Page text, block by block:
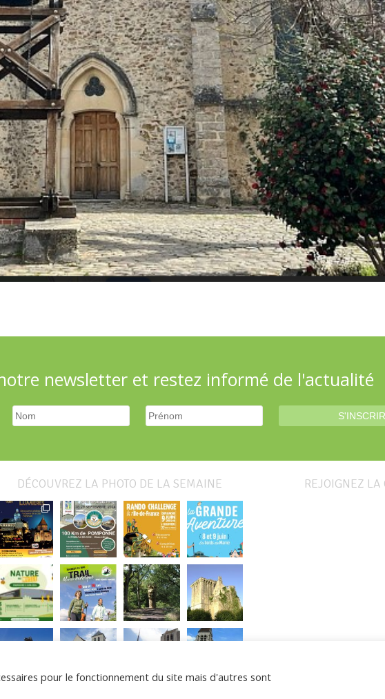
newsletter et restez informé de l'actualité
DÉCOUVREZ LA PHOTO DE LA SEMAINE REJOIGNEZ
pour le fonctionnement du site mais d'autres sont